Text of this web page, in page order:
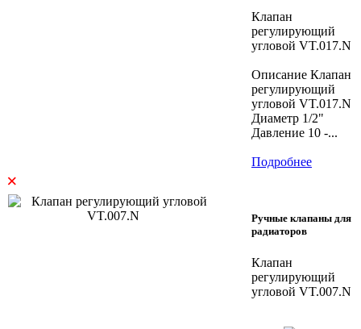
Клапан
регулирующий
угловой VT.017.N
Описание Клапан
регулирующий
угловой VT.017.N
Диаметр 1/2"
Давление 10 -...
Подробнее
×
Ручные клапаны для
радиаторов
Клапан
регулирующий
угловой VT.007.N